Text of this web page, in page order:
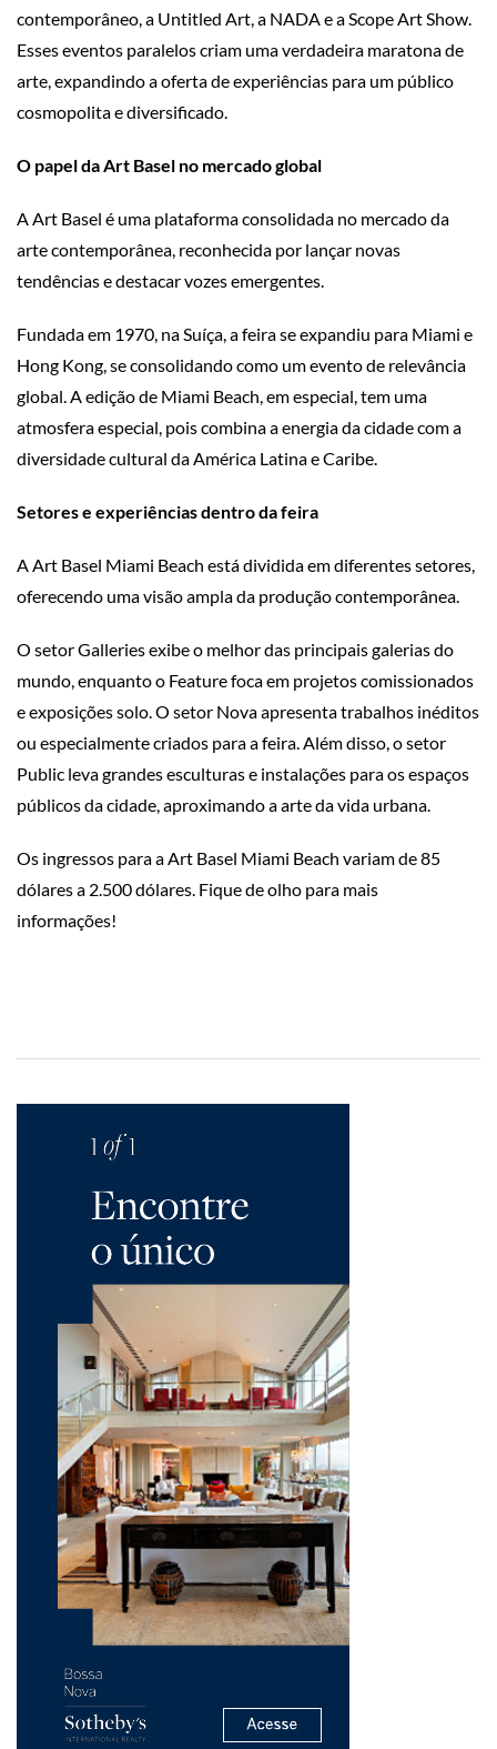
contemporâneo, a Untitled Art, a NADA e a Scope Art Show.
Esses eventos paralelos criam uma verdadeira maratona de
arte, expandindo a oferta de experiências para um público
cosmopolita e diversificado.
O papel da Art Basel no mercado global
A Art Basel é uma plataforma consolidada no mercado da
arte contemporânea, reconhecida por lançar novas
tendências e destacar vozes emergentes.
Fundada em 1970, na Suíça, a feira se expandiu para Miami e
Hong Kong, se consolidando como um evento de relevância
global. A edição de Miami Beach, em especial, tem uma
atmosfera especial, pois combina a energia da cidade com a
diversidade cultural da América Latina e Caribe.
Setores e experiências dentro da feira
A Art Basel Miami Beach está dividida em diferentes setores,
oferecendo uma visão ampla da produção contemporânea.
O setor Galleries exibe o melhor das principais galerias do
mundo, enquanto o Feature foca em projetos comissionados
e exposições solo. O setor Nova apresenta trabalhos inéditos
ou especialmente criados para a feira. Além disso, o setor
Public leva grandes esculturas e instalações para os espaços
públicos da cidade, aproximando a arte da vida urbana.
Os ingressos para a Art Basel Miami Beach variam de 85
dólares a 2.500 dólares. Fique de olho para mais
informações!